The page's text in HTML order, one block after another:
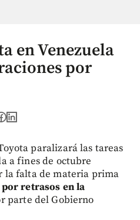
en Venezuela
por
paralizará las tareas
a fines de octubre
la falta de materia prima
retrasos en la
parte del Gobierno